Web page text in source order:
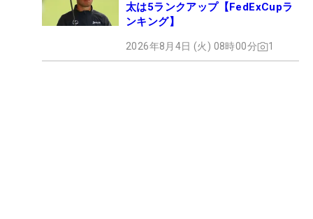
太は5ランクアップ【FedExCupラ
ンキング】
2026年8月4日 (火) 08時00分 1